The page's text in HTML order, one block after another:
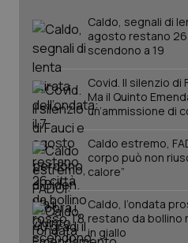
Caldo, segnali di
agosto restano
scendono a 19
Covid. Il silenzio di
Ma il Quinto
un’ammissione di
Caldo estremo,
corpo può non
calore”
Caldo, l’ondata
restano da bollino
in giallo
session-id
_ga